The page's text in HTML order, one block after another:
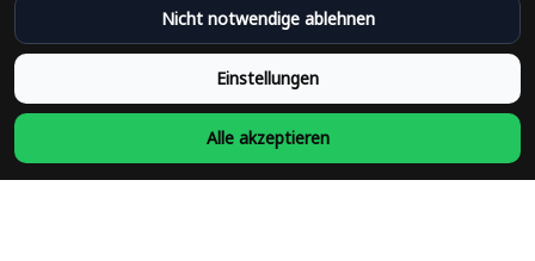
Rückerstattungsrichtlinie
Rückgabepolitik
Nicht notwendige ablehnen
Einstellungen
Alle akzeptieren